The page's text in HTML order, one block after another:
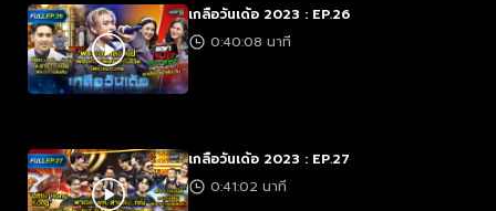
เกลือวันเด้อ 2023 : EP.26
0:40:08 นาที
เกลือวันเด้อ 2023 : EP.27
0:41:02 นาที